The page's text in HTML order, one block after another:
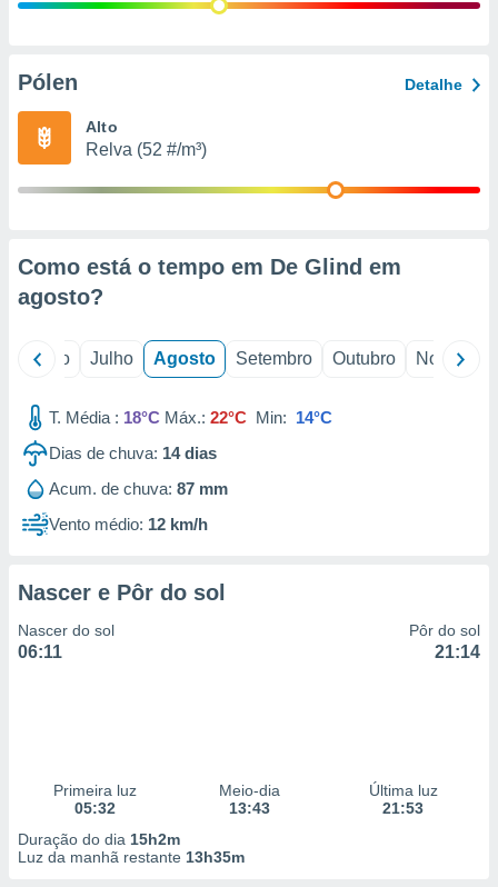
e
de
Pólen Detalhe
Alto
Relva (52 #/m³)
Como está o tempo em De Glind em
agosto?
Junho Julho Agosto Setembro Outubro Novembro
T. Média : 18°C Máx.: 22°C Min: 14°C
Dias de chuva: 14dias
Acum. de chuva: 87 mm
Vento médio: 12 km/h
Nascer e Pôr do sol
Nascer do sol
06:11
Pôr do sol
21:14
Primeira luz
05:32
Meio-dia
13:43
Última luz
21:53
Duração do dia 15h2m
Luz da manhã restante 13h35m